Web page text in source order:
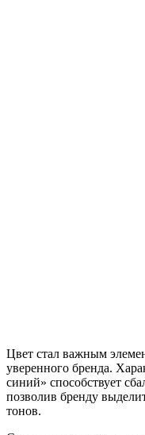
Цвет стал важным
уверенного бренда.
синий» способствует
позволив бренду
тонов.